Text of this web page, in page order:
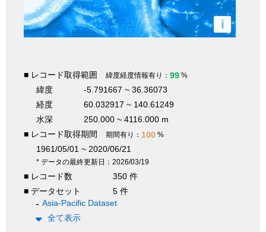
i
■ レコード取得範囲 緯度経度情報有り： 99 %
緯度
-5.791667 ~ 36.36073
経度
60.032917 ~ 140.61249
水深
250.000 ~ 4116.000 m
■ レコード取得期間
期間有り： 100 %
1961/05/01 ~ 2020/06/21
* データの最終更新日：2026/03/19
■ レコード数
350 件
■ データセット
5 件
Asia-Pacific Dataset
全て表示